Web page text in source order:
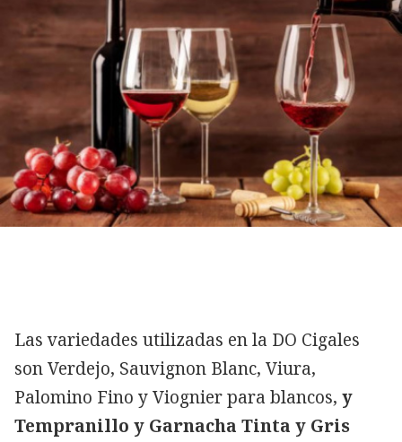
Las variedades utilizadas en la DO Cigales
son Verdejo, Sauvignon Blanc, Viura,
Palomino Fino y Viognier para blancos, y
Tempranillo y Garnacha Tinta y Gris